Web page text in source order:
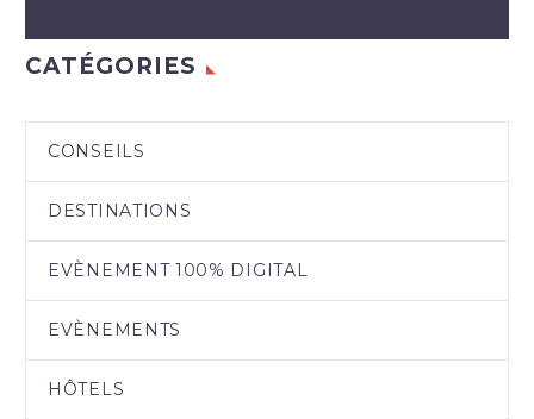
CATÉGORIES
CONSEILS
DESTINATIONS
EVÈNEMENT 100% DIGITAL
EVÈNEMENTS
HÔTELS